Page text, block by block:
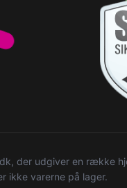
der udgiver en række
ikke varerne på lager.